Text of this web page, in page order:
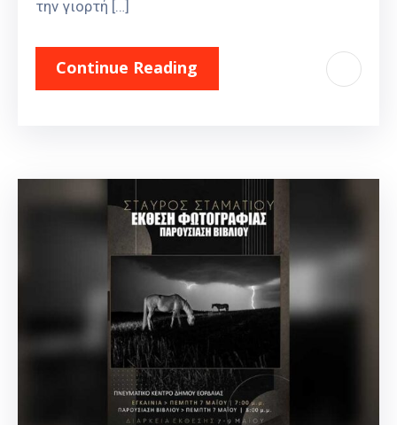
την γιορτή […]
Continue Reading